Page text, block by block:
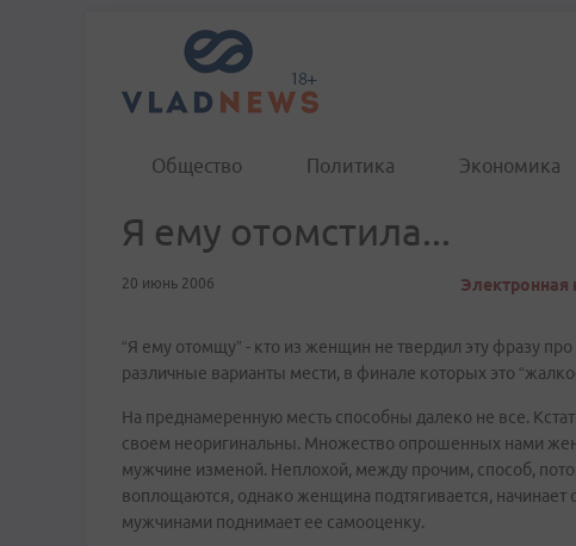
Общество Политика Экономика
Я ему отомстила...
20 июнь 2006 Электронная
“Я ему отомщу” - кто из женщин не твердил эту фразу
различные варианты мести, в финале которых это
На преднамеренную месть способны далеко не все.
своем неоригинальны. Множество опрошенных нами
мужчине изменой. Неплохой, между прочим, способ,
воплощаются, однако женщина подтягивается, начинает
мужчинами поднимает ее самооценку.